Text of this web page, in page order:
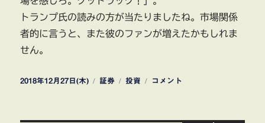
トランプ氏の読みの方が当たりましたね。市場関係
者的に言うと、また彼のファンが増えたかもしれま
せん。
投
2018年12月27日(木)
カ
証券
タ
投資
プ
コメント